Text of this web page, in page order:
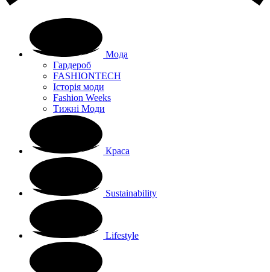
Мода
Гардероб
FASHIONTECH
Історія моди
Fashion Weeks
Тижні Моди
Краса
Sustainability
Lifestyle